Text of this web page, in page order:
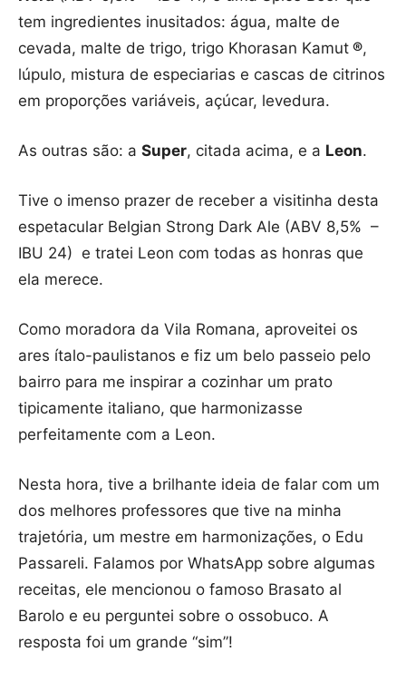
tem ingredientes inusitados: água, malte de
cevada, malte de trigo, trigo Khorasan Kamut ®,
lúpulo, mistura de especiarias e cascas de citrinos
em proporções variáveis, açúcar, levedura.
As outras são: a Super, citada acima, e a Leon.
Tive o imenso prazer de receber a visitinha desta
espetacular Belgian Strong Dark Ale (ABV 8,5% –
IBU 24) e tratei Leon com todas as honras que
ela merece.
Como moradora da Vila Romana, aproveitei os
ares ítalo-paulistanos e fiz um belo passeio pelo
bairro para me inspirar a cozinhar um prato
tipicamente italiano, que harmonizasse
perfeitamente com a Leon.
Nesta hora, tive a brilhante ideia de falar com um
dos melhores professores que tive na minha
trajetória, um mestre em harmonizações, o Edu
Passareli. Falamos por WhatsApp sobre algumas
receitas, ele mencionou o famoso Brasato al
Barolo e eu perguntei sobre o ossobuco. A
resposta foi um grande “sim”!